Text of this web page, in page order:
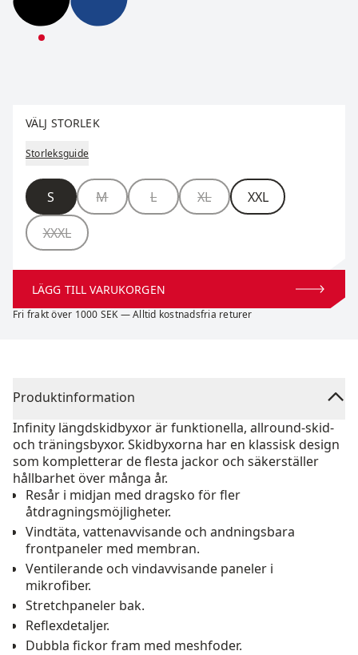
Infinity Pants MInfinity Pants M
Välj storlek
VÄLJ STORLEK
Storleksguide
Storlek
S M L XL XXL
XXXL
LÄGG TILL VARUKORGEN
Fri frakt över 1000 SEK — Alltid kostnadsfria returer
Produktinformation
Infinity längdskidbyxor är funktionella, allround-skid-
och träningsbyxor. Skidbyxorna har en klassisk design
som kompletterar de flesta jackor och säkerställer
hållbarhet över många år.
Resår i midjan med dragsko för fler
åtdragningsmöjligheter.
Vindtäta, vattenavvisande och andningsbara
frontpaneler med membran.
Ventilerande och vindavvisande paneler i
mikrofiber.
Stretchpaneler bak.
Reflexdetaljer.
Dubbla fickor fram med meshfoder.